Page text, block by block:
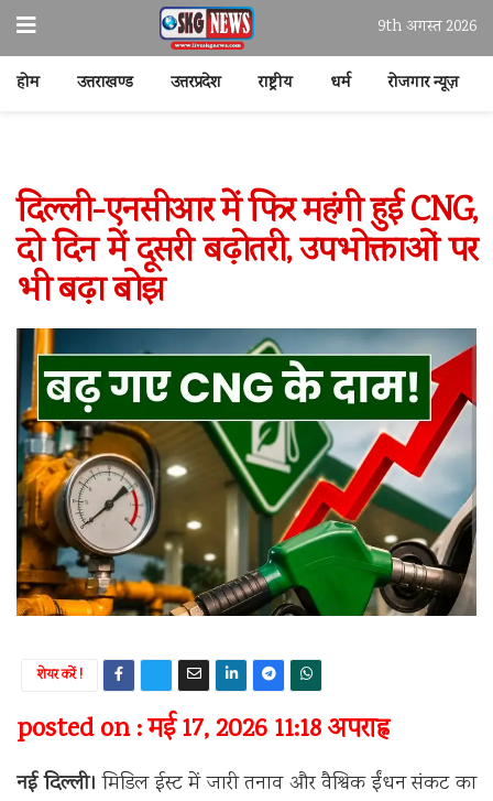
9th अगस्त 2026
होम उत्तराखण्ड उत्तरप्रदेश राष्ट्रीय धर्म रोजगार न्यूज़
दिल्ली-एनसीआर में फिर महंगी हुई CNG,
दो दिन में दूसरी बढ़ोतरी, उपभोक्ताओं पर
भी बढ़ा बोझ
शेयर करें !
posted on : मई 17, 2026 11:18 अपराह्न
नई दिल्ली। मिडिल ईस्ट में जारी तनाव और वैश्विक ईंधन संकट का